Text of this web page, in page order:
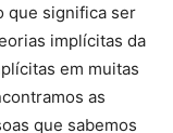
que significa ser
implícitas da
em muitas
as
que sabemos